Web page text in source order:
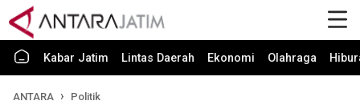
Kabar Jatim Lintas Daerah Ekonomi Olahraga
ANTARA Politik